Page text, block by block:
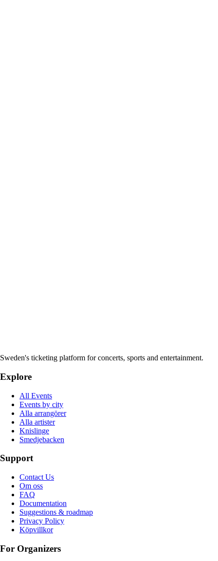
Sweden's ticketing platform for concerts, sports and entertainment.
Explore
All Events
Events by city
Alla arrangörer
Alla artister
Knislinge
Smedjebacken
Support
Contact Us
Om oss
FAQ
Documentation
Suggestions & roadmap
Privacy Policy
Köpvillkor
For Organizers